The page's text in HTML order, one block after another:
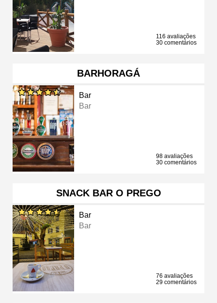
116 avaliações
30 comentários
BARHORAGÁ
Bar
Bar
98 avaliações
30 comentários
SNACK BAR O PREGO
Bar
Bar
76 avaliações
29 comentários